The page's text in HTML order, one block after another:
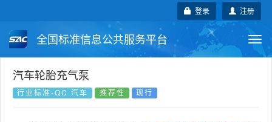
注册
登录
全国标准信息公共服务平台
国家标准
汽车轮胎充气泵
行业标准-QC 汽车 推荐性 现行